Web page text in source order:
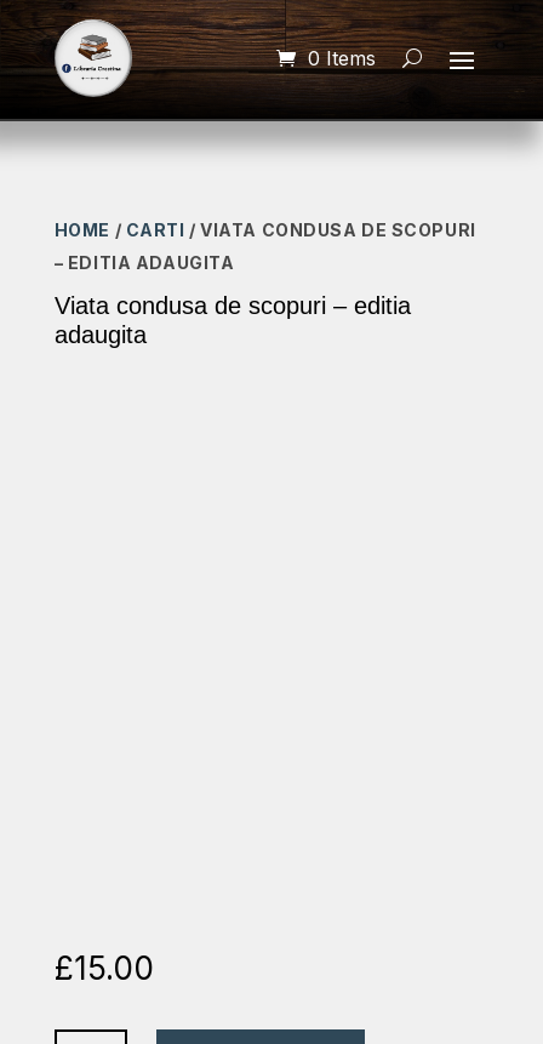
0 Items
HOME / CARTI / VIATA CONDUSA DE SCOPURI
– EDITIA ADAUGITA
Viata condusa de scopuri – editia
adaugita
£15.00